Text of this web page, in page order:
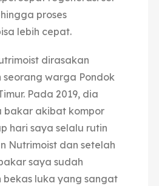
proses
lebih cepat.
dirasakan
seorang warga Pondok
Pada 2019, dia
bakar akibat kompor
hari saya selalu rutin
Nutrimoist dan setelah
saya sudah
bekas luka yang sangat